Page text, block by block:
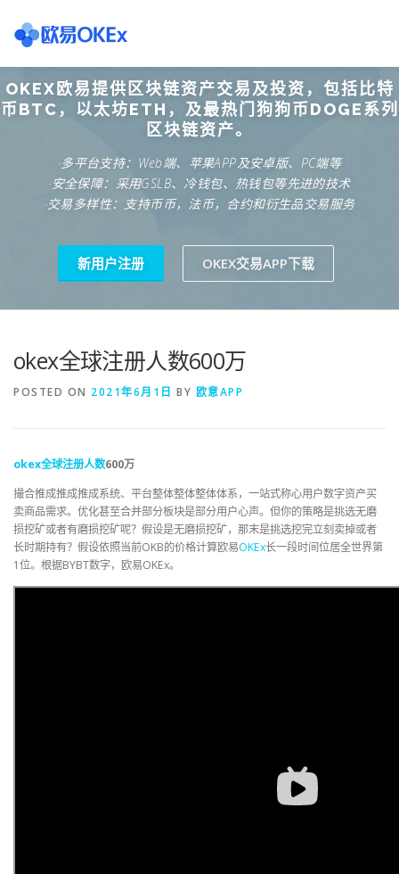
content
欧意交易所 关于欧意OKX 欧意APP下载 欧意注册网
欧意团队 欧意APP资讯 易欧APP下载
OKEX欧易提供区块链资产交易及投资，包括比特
币BTC，以太坊ETH，及最热门狗狗币DOGE系列
区块链资产。
·多平台支持：Web端、苹果APP及安卓版、PC端等
·安全保障：采用GSLB、冷钱包、热钱包等先进的技术
·交易多样性：支持币币，法币，合约和衍生品交易服务
新用户注册 OKEX交易APP下载
okex全球注册人数600万
POSTED ON 2021年6月1日 BY 欧意APP
okex全球注册人数600万
撮合推成推成推成系统、平台整体整体整体体系，一站式称心用户数字资产买
卖商品需求。优化甚至合并部分板块是部分用户心声。但你的策略是挑选无磨
损挖矿或者有磨损挖矿呢？假设是无磨损挖矿，那末是挑选挖完立刻卖掉或者
长时期持有？假设依照当前OKB的价格计算欧易OKEx长一段时间位居全世界第
1位。根据BYBT数字，欧易OKEx。